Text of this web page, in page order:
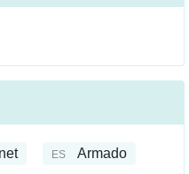
ES Armado